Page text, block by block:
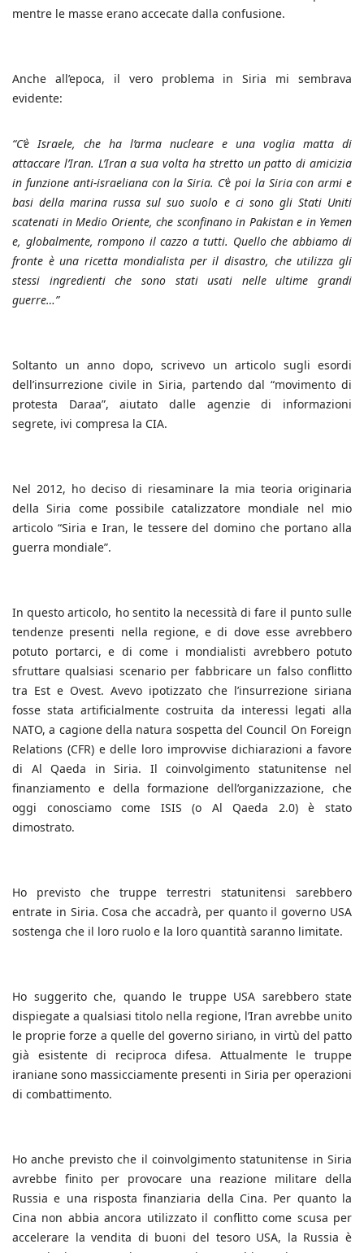
mentre le masse erano accecate dalla confusione.
Anche all’epoca, il vero problema in Siria mi sembrava
evidente:
“C’è Israele, che ha l’arma nucleare e una voglia matta di
attaccare l’Iran. L’Iran a sua volta ha stretto un patto di amicizia
in funzione anti-israeliana con la Siria. C’è poi la Siria con armi e
basi della marina russa sul suo suolo e ci sono gli Stati Uniti
scatenati in Medio Oriente, che sconfinano in Pakistan e in Yemen
e, globalmente, rompono il cazzo a tutti. Quello che abbiamo di
fronte è una ricetta mondialista per il disastro, che utilizza gli
stessi ingredienti che sono stati usati nelle ultime grandi
guerre…”
Soltanto un anno dopo, scrivevo un articolo sugli esordi
dell’insurrezione civile in Siria, partendo dal “movimento di
protesta Daraa”, aiutato dalle agenzie di informazioni
segrete, ivi compresa la CIA.
Nel 2012, ho deciso di riesaminare la mia teoria originaria
della Siria come possibile catalizzatore mondiale nel mio
articolo “Siria e Iran, le tessere del domino che portano alla
guerra mondiale”.
In questo articolo, ho sentito la necessità di fare il punto sulle
tendenze presenti nella regione, e di dove esse avrebbero
potuto portarci, e di come i mondialisti avrebbero potuto
sfruttare qualsiasi scenario per fabbricare un falso conflitto
tra Est e Ovest. Avevo ipotizzato che l’insurrezione siriana
fosse stata artificialmente costruita da interessi legati alla
NATO, a cagione della natura sospetta del Council On Foreign
Relations (CFR) e delle loro improvvise dichiarazioni a favore
di Al Qaeda in Siria. Il coinvolgimento statunitense nel
finanziamento e della formazione dell’organizzazione, che
oggi conosciamo come ISIS (o Al Qaeda 2.0) è stato
dimostrato.
Ho previsto che truppe terrestri statunitensi sarebbero
entrate in Siria. Cosa che accadrà, per quanto il governo USA
sostenga che il loro ruolo e la loro quantità saranno limitate.
Ho suggerito che, quando le truppe USA sarebbero state
dispiegate a qualsiasi titolo nella regione, l’Iran avrebbe unito
le proprie forze a quelle del governo siriano, in virtù del patto
già esistente di reciproca difesa. Attualmente le truppe
iraniane sono massicciamente presenti in Siria per operazioni
di combattimento.
Ho anche previsto che il coinvolgimento statunitense in Siria
avrebbe finito per provocare una reazione militare della
Russia e una risposta finanziaria della Cina. Per quanto la
Cina non abbia ancora utilizzato il conflitto come scusa per
accelerare la vendita di buoni del tesoro USA, la Russia è